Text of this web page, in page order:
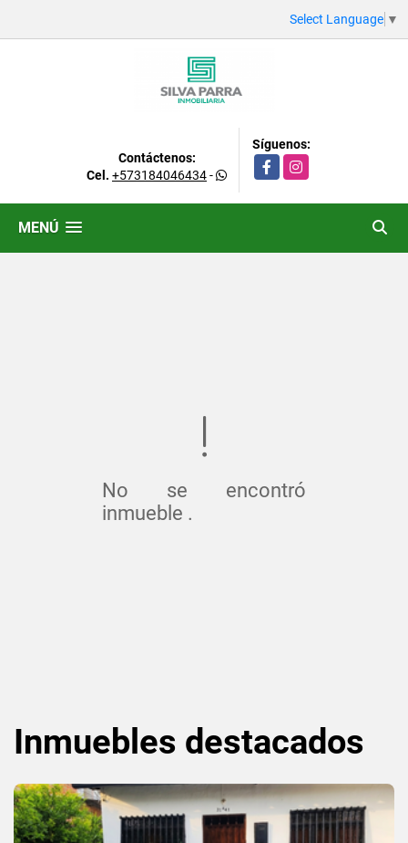
Select Language ▼
Contáctenos:
Cel. +573184046434-
Síguenos:
FacebookInstagram
MENÚ
No se encontró
inmueble .
Inmuebles destacados